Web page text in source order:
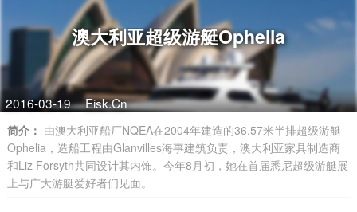
澳大利亚超级游艇Ophelia
2016-03-19 Eisk.Cn
简介： 由澳大利亚船厂NQEA在2004年建造的36.57米半排超级游艇
Ophelia，造船工程由Glanvilles海事建筑负责，澳大利亚家具制造商
和Liz Forsyth共同设计其内饰。今年8月初，她在首届悉尼超级游艇展
上与广大游艇爱好者们见面。